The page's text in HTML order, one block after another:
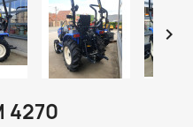

4270